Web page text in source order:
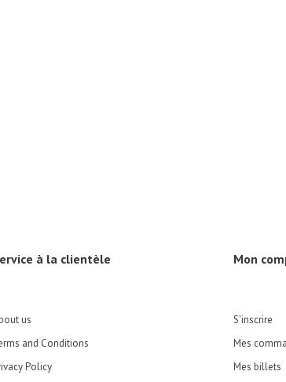
à la clientèle
us
and Conditions
Policy
Mon
S'inscrire
Mes
Mes billets